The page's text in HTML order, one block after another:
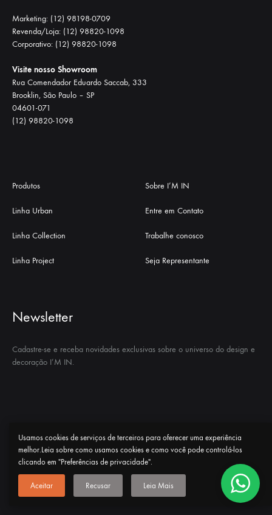
Marketing: (12) 98198-0709
Revenda/Loja: (12) 98820-1098
Corporativo: (12) 98820-1098
Visite nosso Showroom
Rua Comendador Eduardo Saccab, 333
Brooklin, São Paulo – SP
04601-071
(12) 98820-1098
Produtos
Linha Urban
Linha Collection
Linha Project
Sobre I’M IN
Entre em Contato
Trabalhe conosco
Seja Representante
Newsletter
Cadastre-se e receba novidades exclusivas sobre o universo do design e
decoração I’M IN.
Todos os direitos reservados • Design byBarbas
Digital
Politica de privacidade “LGPD” I’M IN Contato
Usamos cookies de serviços de terceiros para oferecer uma experiência
melhor.Leia sobre como usamos cookies e como você pode controlá-los
clicando em "Preferências de privacidade".
Aceitar Recusar Leia Mais